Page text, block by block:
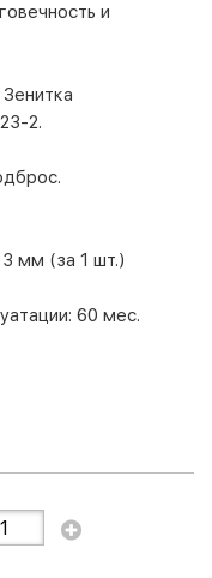
и
2.
мм (за 1 шт.)
60 мес.